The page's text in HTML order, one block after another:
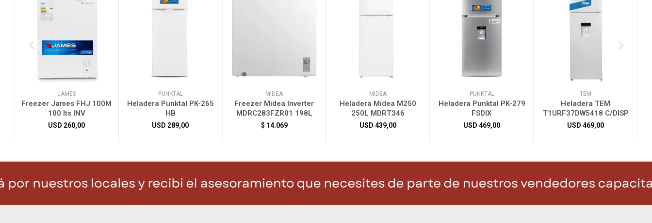
JAMES
Freezer James FHJ 100M
100 lts INV
USD 260,00
PUNKTAL
Heladera Punktal PK-265
HB
USD 289,00
MIDEA
Freezer Midea Inverter
MDRC283FZR01 198L
$ 14.069
MIDEA
Heladera Midea M250
250L MDRT346
USD 439,00
PUNKTAL
Heladera Punktal PK-279
FSDIX
USD 469,00
TEM
Heladera TEM
T1URF37DW5418 C/DISP
USD 469,00